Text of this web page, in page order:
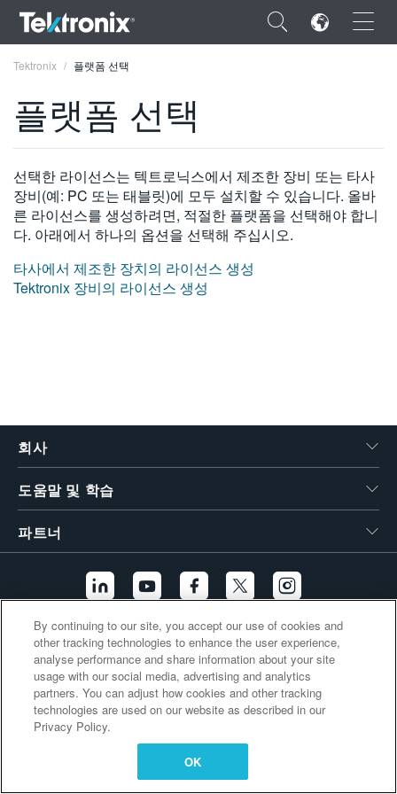
×
ENGLISH
FRANÇAIS
DEUTSCH
VIỆT NAM
Tektronix 플랫폼 선택
플랫폼 선택
선택한 라이선스는 텍트로닉스에서 제조한 장비 또는 타사
장비(예: PC 또는 태블릿)에 모두 설치할 수 있습니다. 올바
른 라이선스를 생성하려면, 적절한 플랫폼을 선택해야 합니
다. 아래에서 하나의 옵션을 선택해 주십시오.
타사에서 제조한 장치의 라이선스 생성
Tektronix 장비의 라이선스 생성
회사
도움말 및 학습
파트너
추가 링크
By continuing to our site, you accept our use of cookies and
other tracking technologies to enhance the user experience,
analyse performance and share information about your site
usage with our social media, advertising and analytics
partners. You can adjust how cookies and other tracking
technologies are used on our website as described in our
Privacy Policy.
OK